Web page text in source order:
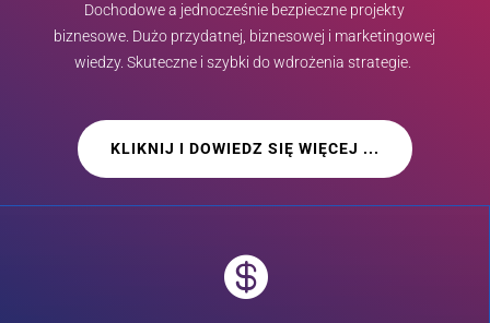
Dochodowe a jednocześnie bezpieczne projekty
biznesowe. Dużo przydatnej, biznesowej i marketingowej
wiedzy. Skuteczne i szybki do wdrożenia strategie.
KLIKNIJ I DOWIEDZ SIĘ WIĘCEJ ...
